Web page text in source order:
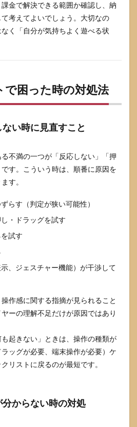
金で解決できる範囲か確認し、納
考えてよいでしょう。大切なの
く「自分が気持ちよく遊べる状
で困った時の対処法
い時に見直すこと
不満の一つが「反応しない」「押
す。こういう時は、順番に原因を
す。
らす（判定が狭い可能性）
・ドラッグを試す
試す
、ジェスチャー機能）が干渉して
作感に関する指摘が見られること
ーの理解不足だけが原因ではあり
起きない」ときは、操作の種類が
ッグが必要、端末操作が必要）ケ
リストに戻るのが最短です。
からない時の対処